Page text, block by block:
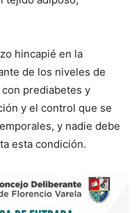
hincapié en la
de los niveles de
prediabetes y
y el control que se
y nadie debe
esta condición.